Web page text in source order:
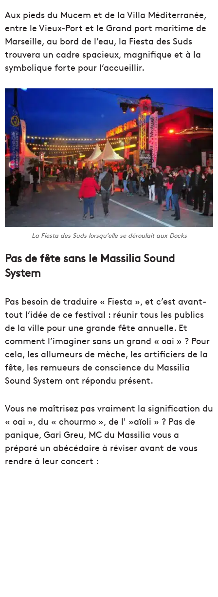
Aux pieds du Mucem et de la Villa Méditerranée,
entre le Vieux-Port et le Grand port maritime de
Marseille, au bord de l’eau, la Fiesta des Suds
trouvera un cadre spacieux, magnifique et à la
symbolique forte pour l’accueillir.
La Fiesta des Suds lorsqu’elle se déroulait aux Docks
Pas de fête sans le Massilia Sound
System
Pas besoin de traduire « Fiesta », et c’est avant-
tout l’idée de ce festival : réunir tous les publics
de la ville pour une grande fête annuelle. Et
comment l’imaginer sans un grand « oai » ? Pour
cela, les allumeurs de mèche, les artificiers de la
fête, les remueurs de conscience du Massilia
Sound System ont répondu présent.
Vous ne maîtrisez pas vraiment la signification du
« oai », du « chourmo », de l' »aïoli » ? Pas de
panique, Gari Greu, MC du Massilia vous a
préparé un abécédaire à réviser avant de vous
rendre à leur concert :